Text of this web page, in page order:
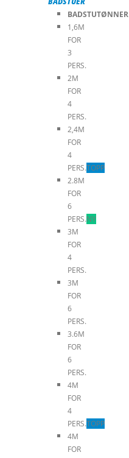
BADSTUTØNNER
1,6M
FOR
3
PERS.
2M
FOR
4
PERS.
2,4M
FOR
4
PERS.TOPP
2.8M
FOR
6
PERS.NY
3M
FOR
4
PERS.
3M
FOR
6
PERS.
3.6M
FOR
6
PERS.
4M
FOR
4
PERS.TOPP
4M
FOR